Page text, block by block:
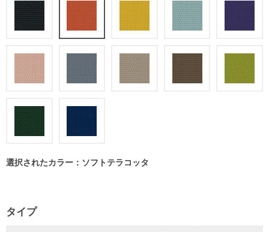
選択されたカラー：ソフトテラコッタ
タイプ